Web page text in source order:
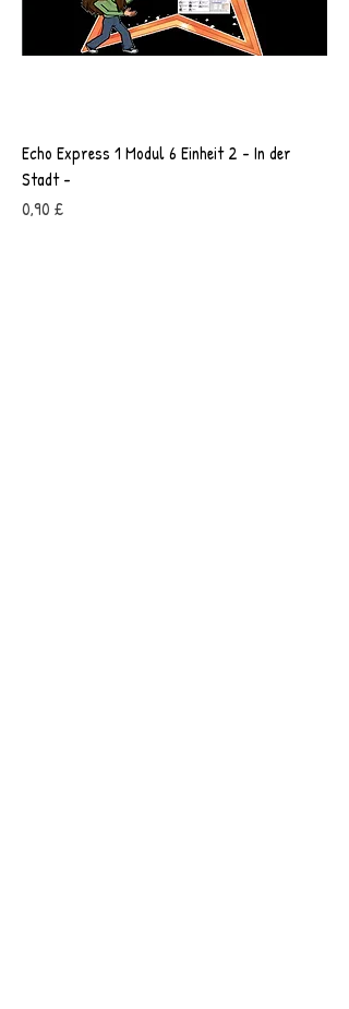
Echo Express 1 Modul 6 Einheit 2 - In der
Stadt -
Preis
0,90 £